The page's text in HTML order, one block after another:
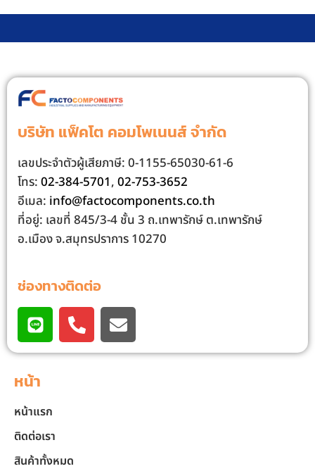
บริษัท แฟ็คโต คอมโพเนนส์ จํากัด
เลขประจําตัวผู้เสียภาษี: 0-1155-65030-61-6
โทร:02-384-5701,02-753-3652
อีเมล: info@factocomponents.co.th
ที่อยู่: เลขที่ 845/3-4 ชั้น 3 ถ.เทพารักษ์ ต.เทพารักษ์
อ.เมือง จ.สมุทรปราการ 10270
ช่องทางติดต่อ
หน้า
หน้าแรก
ติดต่อเรา
สินค้าทั้งหมด